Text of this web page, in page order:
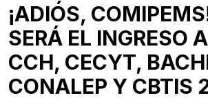
¡ADIÓS,
SERÁ EL INGRESO
CCH, CECYT,
CONALEP Y CBTIS